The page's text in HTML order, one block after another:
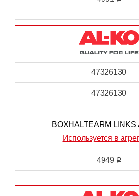
47326130
47326130
BOXHALTEARM LINKS
Используется в
4949 i